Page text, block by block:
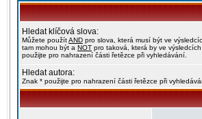
Hledat klíčová slova:
Můžete použítAND pro slova, která musí být ve
tam mohou být a NOT pro taková, která by ve
použijte pro nahrazení části řetězce při vyhledávání.
Hledat autora:
Znak * použijte pro nahrazení části řetězce při